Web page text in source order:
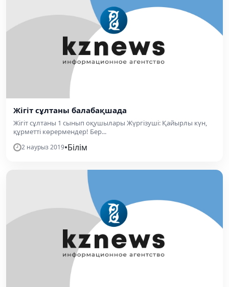
Жігіт сұлтаны балабақшада
Жігіт сұлтаны 1 сынып оқушылары Жүргізуші: Қайырлы күн,
құрметті көрермендер! Бер...
2 наурыз 2019•Білім